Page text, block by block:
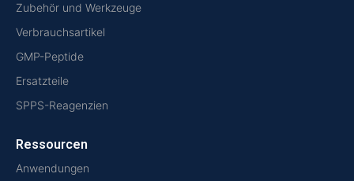
Zubehör und Werkzeuge
Verbrauchsartikel
GMP-Peptide
Ersatzteile
SPPS-Reagenzien
Ressourcen
Anwendungen